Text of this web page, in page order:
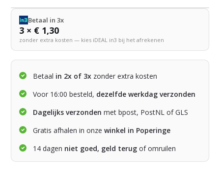
Betaal in 3x
3 × € 1,30
zonder extra kosten — kies iDEAL in3 bij het afrekenen
Betaal in 2x of 3x zonder extra kosten
Voor 16:00 besteld, dezelfde werkdag verzonden
Dagelijks verzonden met bpost, PostNL of GLS
Gratis afhalen in onzewinkel in Poperinge
14 dagen niet goed, geld terug of omruilen